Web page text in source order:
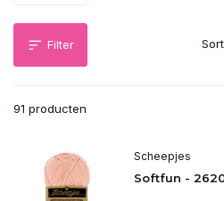
Filter
91 producten
Scheepjes
Softfun -